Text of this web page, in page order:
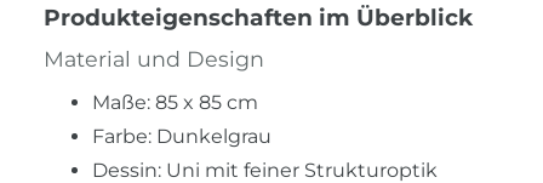
Produkteigenschaften im Überblick
Material und Design
Maße: 85 x 85 cm
Farbe: Dunkelgrau
Dessin: Uni mit feiner Strukturoptik